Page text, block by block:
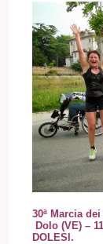
30ª Marcia
Dolo (VE) –
DOLESI.